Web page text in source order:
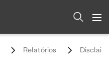
Relatórios